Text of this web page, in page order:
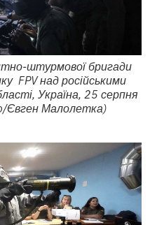
штурмової бригади
FPV над російськими
Україна, 25 серпня
Євген Малолетка)